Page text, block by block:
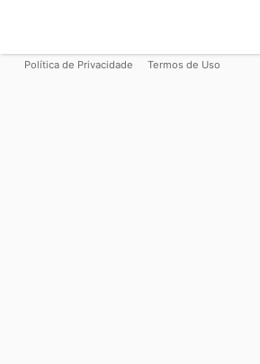
Política de Privacidade Termos de Uso